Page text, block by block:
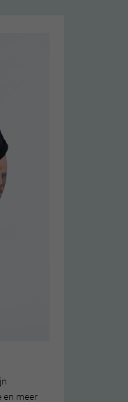
en meer